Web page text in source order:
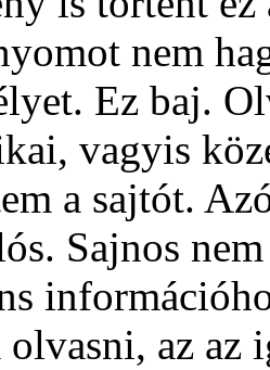
nem
Ez baj.
vagyis
a sajtót.
Sajnos
az az